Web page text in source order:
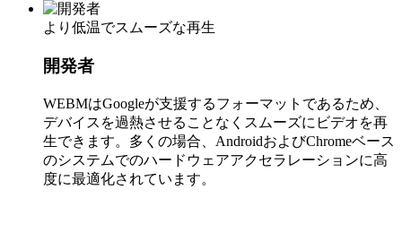
より低温でスムーズな再生
開発者
WEBMはGoogleが支援するフォーマットであるため、
デバイスを過熱させることなくスムーズにビデオを再
生できます。多くの場合、AndroidおよびChromeベース
のシステムでのハードウェアアクセラレーションに高
度に最適化されています。